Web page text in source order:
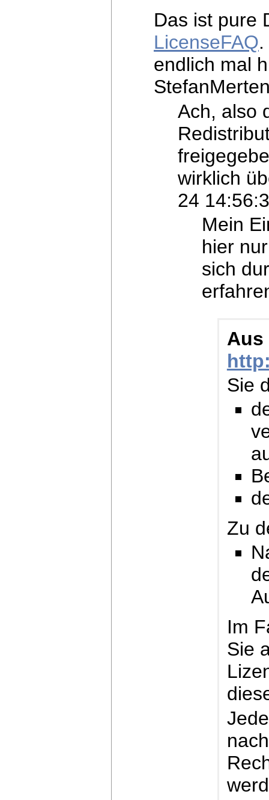
Das ist pure
LicenseFAQ.
endlich mal
Ach, also
wirklich
24
Mein
hier
sich
Aus
Sie
Zu
Im
Sie